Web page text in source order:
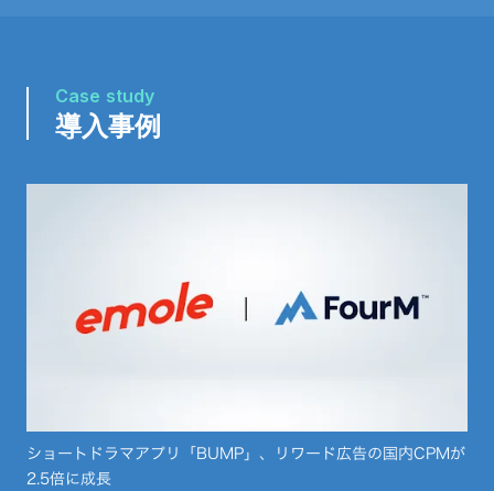
Case study
導入事例
ショートドラマアプリ「BUMP」、リワード広告の国内CPMが
2.5倍に成長